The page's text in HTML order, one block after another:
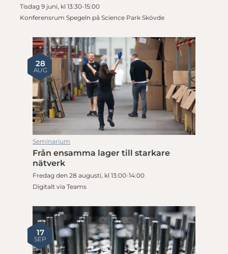
Tisdag 9 juni, kl 13:30-15:00
Konferensrum Spegeln på Science Park Skövde
28
AUG
Seminarium
Från ensamma lager till starkare
nätverk
Fredag den 28 augusti, kl 13:00-14:00
Digitalt via Teams
17
SEP